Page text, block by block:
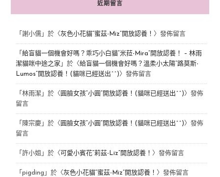
近期留言
「 謝小儒」於〈 灰色小花貓“蜜茲-Miz”開放認養！ 〉發佈留言
「 給盲貓一個機會好嗎？乖巧小白貓“米菈-Mira”開放認養！ – 林雨
潔貓咪中途之家 」於〈給盲貓一個機會好嗎？溫柔小太陽“路莫斯-
Lumos”開放認養！(貓咪已經送出^^) 〉發佈留言
「 林雨潔 」於〈 圓臉女孩“小圓”開放認養！(貓咪已經送出^^) 〉發佈
留言
「 陳宗慶」於〈 圓臉女孩“小圓”開放認養！(貓咪已經送出^^) 〉發佈
留言
「 許小姐 」於〈 可愛小賓花“莉茲-Liz”開放認養！ 〉發佈留言
「 pigding 」於〈 灰色小花貓“蜜茲-Miz”開放認養！ 〉發佈留言